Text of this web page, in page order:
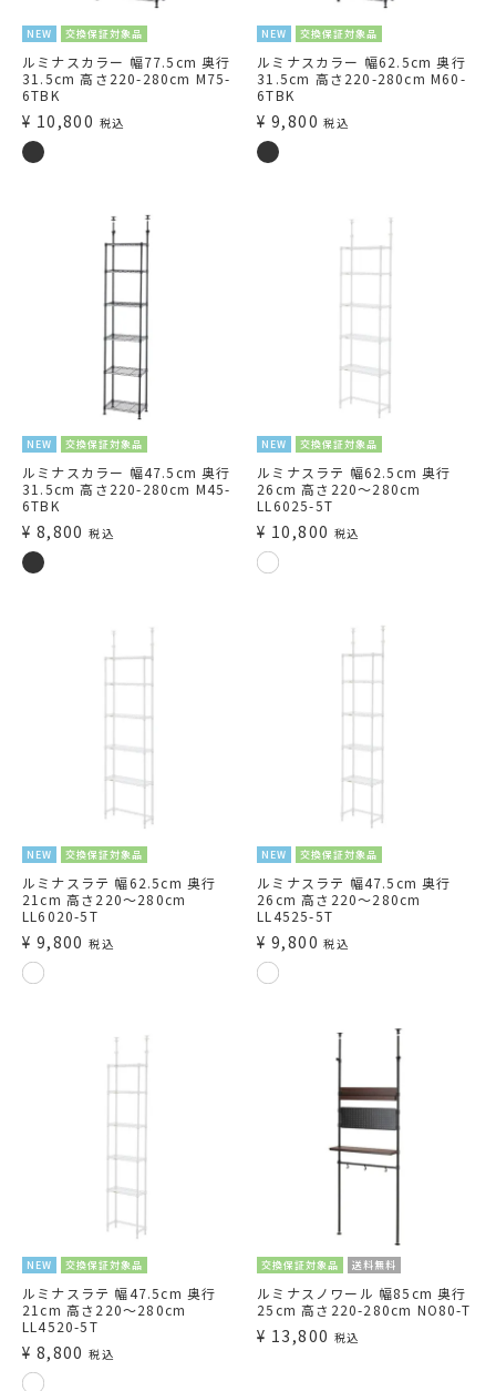
NEW 交換保証対象品
ルミナスカラー 幅77.5cm 奥行
31.5cm 高さ220-280cm M75-
6TBK
¥ 10,800 税込
NEW 交換保証対象品
ルミナスカラー 幅62.5cm 奥行
31.5cm 高さ220-280cm M60-
6TBK
¥ 9,800 税込
NEW 交換保証対象品
ルミナスカラー 幅47.5cm 奥行
31.5cm 高さ220-280cm M45-
6TBK
¥ 8,800 税込
NEW 交換保証対象品
ルミナスラテ 幅62.5cm 奥行
26cm 高さ220～280cm
LL6025-5T
¥ 10,800 税込
NEW 交換保証対象品
ルミナスラテ 幅62.5cm 奥行
21cm 高さ220～280cm
LL6020-5T
¥ 9,800 税込
NEW 交換保証対象品
ルミナスラテ 幅47.5cm 奥行
26cm 高さ220～280cm
LL4525-5T
¥ 9,800 税込
NEW 交換保証対象品
ルミナスラテ 幅47.5cm 奥行
21cm 高さ220～280cm
LL4520-5T
¥ 8,800 税込
交換保証対象品 送料無料
ルミナスノワール 幅85cm 奥行
25cm 高さ220-280cm NO80-T
¥ 13,800 税込